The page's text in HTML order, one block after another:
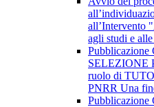
all’Intervento
agli studi e
SELEZIONE
ruolo di
PNRR Una